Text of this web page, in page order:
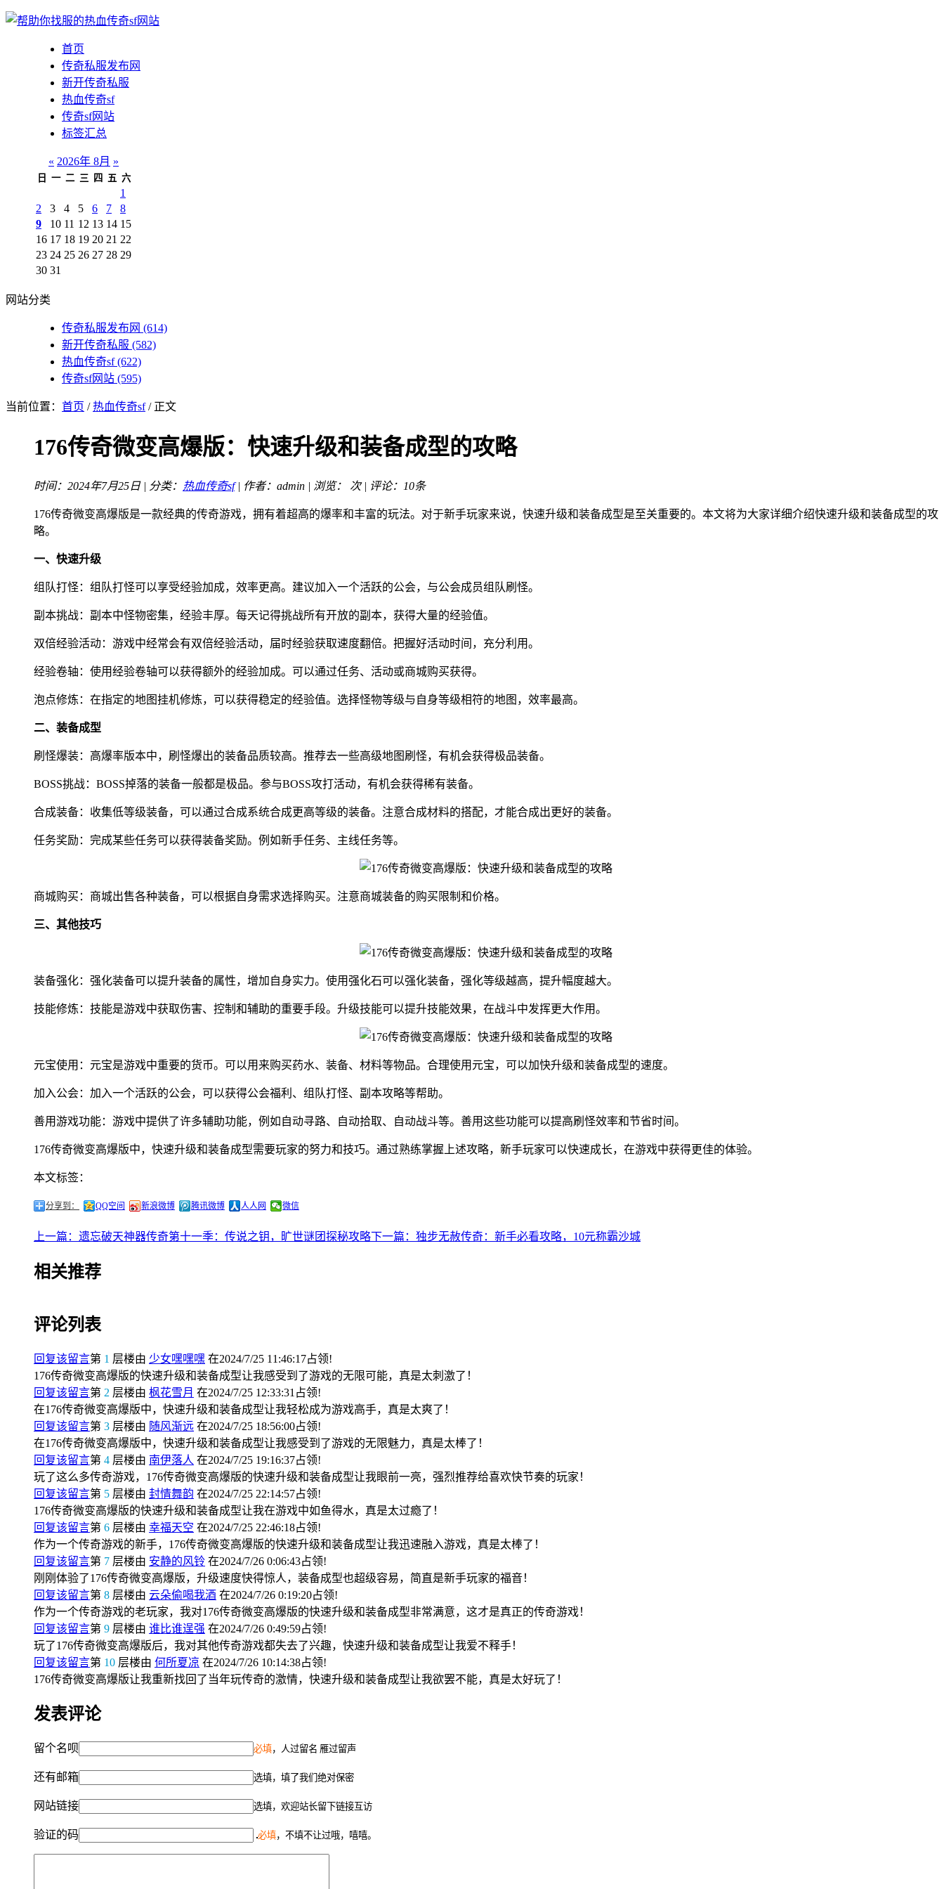
首页
传奇私服发布网
新开传奇私服
热血传奇sf
传奇sf网站
标签汇总
« 2026年 8月 »
日 一 二 三 四 五 六
1
2
3 4 5 6 7
8
9
10 11 12 13 14 15
16 17 18 19 20 21 22
23 24 25 26 27 28 29
30 31
网站分类
传奇私服发布网 (614)
新开传奇私服 (582)
热血传奇sf(622)
传奇sf网站 (595)
当前位置： 首页 /热血传奇sf/ 正文
176传奇微变高爆版：快速升级和装备成型的攻略
时间：2024年7月25日 | 分类： 热血传奇sf| 作者：admin | 浏览： 次 | 评论：10条
176传奇微变高爆版是一款经典的传奇游戏，拥有着超高的爆率和丰富的玩法。对于新手玩家来说，快速升级和装备成型是至关重要的。本文将为大家详细介绍快速升级和装备成型的攻
略。
一、快速升级
组队打怪：组队打怪可以享受经验加成，效率更高。建议加入一个活跃的公会，与公会成员组队刷怪。
副本挑战：副本中怪物密集，经验丰厚。每天记得挑战所有开放的副本，获得大量的经验值。
双倍经验活动：游戏中经常会有双倍经验活动，届时经验获取速度翻倍。把握好活动时间，充分利用。
经验卷轴：使用经验卷轴可以获得额外的经验加成。可以通过任务、活动或商城购买获得。
泡点修炼：在指定的地图挂机修炼，可以获得稳定的经验值。选择怪物等级与自身等级相符的地图，效率最高。
二、装备成型
刷怪爆装：高爆率版本中，刷怪爆出的装备品质较高。推荐去一些高级地图刷怪，有机会获得极品装备。
BOSS挑战：BOSS掉落的装备一般都是极品。参与BOSS攻打活动，有机会获得稀有装备。
合成装备：收集低等级装备，可以通过合成系统合成更高等级的装备。注意合成材料的搭配，才能合成出更好的装备。
任务奖励：完成某些任务可以获得装备奖励。例如新手任务、主线任务等。
商城购买：商城出售各种装备，可以根据自身需求选择购买。注意商城装备的购买限制和价格。
三、其他技巧
装备强化：强化装备可以提升装备的属性，增加自身实力。使用强化石可以强化装备，强化等级越高，提升幅度越大。
技能修炼：技能是游戏中获取伤害、控制和辅助的重要手段。升级技能可以提升技能效果，在战斗中发挥更大作用。
元宝使用：元宝是游戏中重要的货币。可以用来购买药水、装备、材料等物品。合理使用元宝，可以加快升级和装备成型的速度。
加入公会：加入一个活跃的公会，可以获得公会福利、组队打怪、副本攻略等帮助。
善用游戏功能：游戏中提供了许多辅助功能，例如自动寻路、自动拾取、自动战斗等。善用这些功能可以提高刷怪效率和节省时间。
176传奇微变高爆版中，快速升级和装备成型需要玩家的努力和技巧。通过熟练掌握上述攻略，新手玩家可以快速成长，在游戏中获得更佳的体验。
本文标签：
分享到： QQ空间 新浪微博 腾讯微博 人人网 微信
上一篇：遗忘破天神器传奇第十一季：传说之钥，旷世谜团探秘攻略下一篇：独步无赦传奇：新手必看攻略，10元称霸沙城
相关推荐
评论列表
回复该留言第 1 层楼由 少女嘿嘿嘿 在2024/7/25 11:46:17占领!
176传奇微变高爆版的快速升级和装备成型让我感受到了游戏的无限可能，真是太刺激了！
回复该留言第 2 层楼由 枫花雪月 在2024/7/25 12:33:31占领!
在176传奇微变高爆版中，快速升级和装备成型让我轻松成为游戏高手，真是太爽了！
回复该留言第 3 层楼由 随风渐远 在2024/7/25 18:56:00占领!
在176传奇微变高爆版中，快速升级和装备成型让我感受到了游戏的无限魅力，真是太棒了！
回复该留言第 4 层楼由 南伊落人 在2024/7/25 19:16:37占领!
玩了这么多传奇游戏，176传奇微变高爆版的快速升级和装备成型让我眼前一亮，强烈推荐给喜欢快节奏的玩家！
回复该留言第 5 层楼由 封情舞韵 在2024/7/25 22:14:57占领!
176传奇微变高爆版的快速升级和装备成型让我在游戏中如鱼得水，真是太过瘾了！
回复该留言第 6 层楼由 幸福天空 在2024/7/25 22:46:18占领!
作为一个传奇游戏的新手，176传奇微变高爆版的快速升级和装备成型让我迅速融入游戏，真是太棒了！
回复该留言第 7 层楼由 安静的风铃 在2024/7/26 0:06:43占领!
刚刚体验了176传奇微变高爆版，升级速度快得惊人，装备成型也超级容易，简直是新手玩家的福音！
回复该留言第 8 层楼由 云朵偷喝我酒 在2024/7/26 0:19:20占领!
作为一个传奇游戏的老玩家，我对176传奇微变高爆版的快速升级和装备成型非常满意，这才是真正的传奇游戏！
回复该留言第 9 层楼由 谁比谁逞强 在2024/7/26 0:49:59占领!
玩了176传奇微变高爆版后，我对其他传奇游戏都失去了兴趣，快速升级和装备成型让我爱不释手！
回复该留言第 10 层楼由 何所夏凉 在2024/7/26 10:14:38占领!
176传奇微变高爆版让我重新找回了当年玩传奇的激情，快速升级和装备成型让我欲罢不能，真是太好玩了！
发表评论
留个名呗 必填，人过留名 雁过留声
还有邮箱 选填，填了我们绝对保密
网站链接 选填，欢迎站长留下链接互访
验证的码 必填，不填不让过哦，嘻嘻。